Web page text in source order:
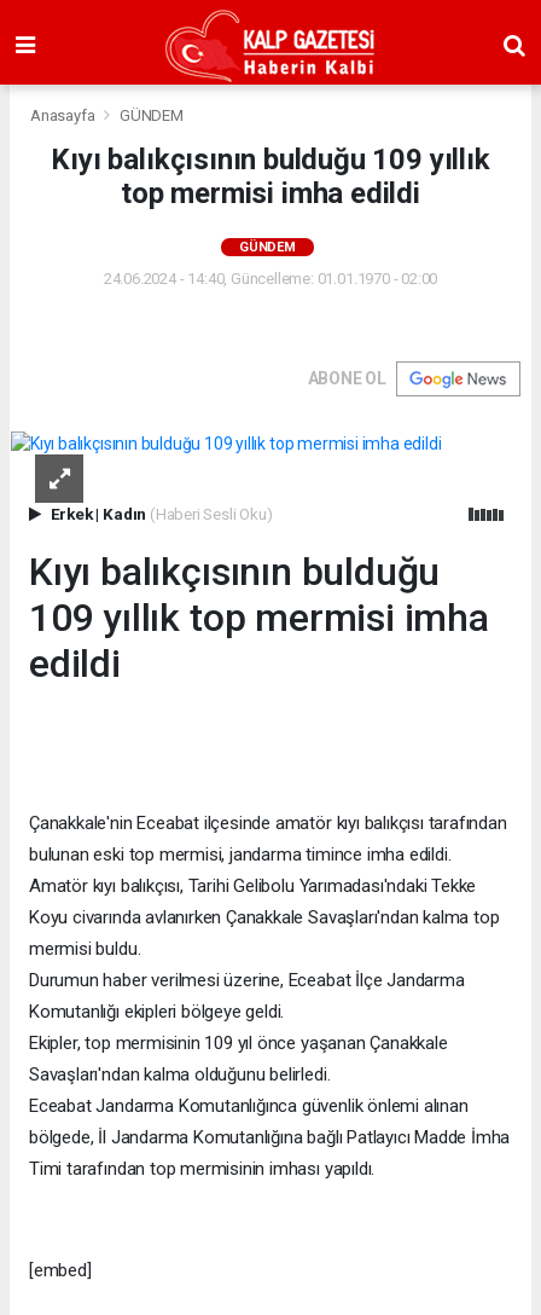
Anasayfa GÜNDEM
Kıyı balıkçısının bulduğu 109 yıllık
top mermisi imha edildi
GÜNDEM
24.06.2024 - 14:40, Güncelleme: 01.01.1970 - 02:00
ABONE OL
Erkek| Kadın (Haberi Sesli Oku)
Kıyı balıkçısının bulduğu
109 yıllık top mermisi imha
edildi
Çanakkale'nin Eceabat ilçesinde amatör kıyı balıkçısı tarafından
bulunan eski top mermisi, jandarma timince imha edildi.
Amatör kıyı balıkçısı, Tarihi Gelibolu Yarımadası'ndaki Tekke
Koyu civarında avlanırken Çanakkale Savaşları'ndan kalma top
mermisi buldu.
Durumun haber verilmesi üzerine, Eceabat İlçe Jandarma
Komutanlığı ekipleri bölgeye geldi.
Ekipler, top mermisinin 109 yıl önce yaşanan Çanakkale
Savaşları'ndan kalma olduğunu belirledi.
Eceabat Jandarma Komutanlığınca güvenlik önlemi alınan
bölgede, İl Jandarma Komutanlığına bağlı Patlayıcı Madde İmha
Timi tarafından top mermisinin imhası yapıldı.
[embed]